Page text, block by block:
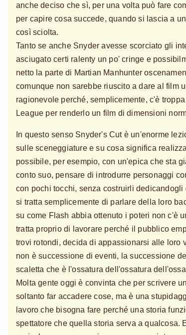
anche deciso che sì, per una volta può fare
per capire cosa succede, quando si lascia a
così sciolta.
Tanto se anche Snyder avesse scorciato gli
asciugato certi ralenty un po' cringe e
netto la parte di Martian Manhunter
comunque non sarebbe riuscito a dare al film
ragionevole perché, semplicemente, c'è
League per renderlo un film di dimensioni
In questo senso Snyder's Cut è un'enorme
sulle sceneggiature e su cosa significa
possibile, per esempio, con un'epica che sta
conto suo, pensare di introdurre personaggi
con pochi tocchi, senza costruirli dedicandogli
si tratta semplicemente di parlare della loro
su come Flash abbia ottenuto i poteri non c'è
tratta proprio di lavorare perché il pubblico
trovi rotondi, decida di appassionarsi alle loro
non è successione di eventi, la successione
scaletta che è l'ossatura dell'ossatura
Molta gente oggi è convinta che per scrivere
soltanto far accadere cose, ma è una
lavoro che bisogna fare perché una storia
spettatore che quella storia serva a qualcosa.